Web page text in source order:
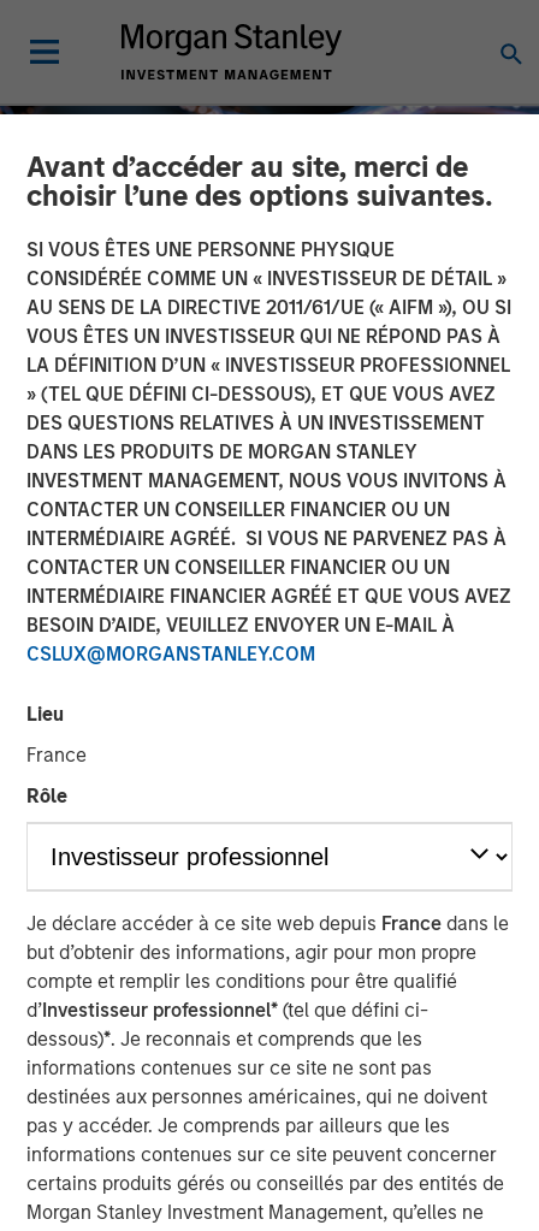
Avant d’accéder au site, merci de
choisir l’une des options suivantes.
SI VOUS ÊTES UNE PERSONNE PHYSIQUE
CONSIDÉRÉE COMME UN « INVESTISSEUR DE DÉTAIL »
AU SENS DE LA DIRECTIVE 2011/61/UE (« AIFM »), OU SI
VOUS ÊTES UN INVESTISSEUR QUI NE RÉPOND PAS À
LA DÉFINITION D’UN « INVESTISSEUR PROFESSIONNEL
» (TEL QUE DÉFINI CI-DESSOUS), ET QUE VOUS AVEZ
DES QUESTIONS RELATIVES À UN INVESTISSEMENT
DANS LES PRODUITS DE MORGAN STANLEY
INVESTMENT MANAGEMENT, NOUS VOUS INVITONS À
CONTACTER UN CONSEILLER FINANCIER OU UN
INTERMÉDIAIRE AGRÉÉ. SI VOUS NE PARVENEZ PAS À
CONTACTER UN CONSEILLER FINANCIER OU UN
INTERMÉDIAIRE FINANCIER AGRÉÉ ET QUE VOUS AVEZ
BESOIN D’AIDE, VEUILLEZ ENVOYER UN E-MAIL À
CSLUX@MORGANSTANLEY.COM
Lieu
France
Rôle
Je déclare accéder à ce site web depuis France dans le
but d’obtenir des informations, agir pour mon propre
compte et remplir les conditions pour être qualifié
d’Investisseur professionnel*(tel que défini ci-
dessous)*. Je reconnais et comprends que les
informations contenues sur ce site ne sont pas
destinées aux personnes américaines, qui ne doivent
pas y accéder. Je comprends par ailleurs que les
informations contenues sur ce site peuvent concerner
certains produits gérés ou conseillés par des entités de
Morgan Stanley Investment Management, qu’elles ne
INSIGHTS
Tech Diffusion: AI a
Global, Multi-Sector Race
for Alpha
10 OCTOBRE 2025
The Author
Jitania Kandhari
Managing Director
Tech Diffusion, Longevity, The Future of
Energy and Investing for a Multipolar World
are four key themes the Morgan Stanley
Research team believes will shape
industries, define investment decisions and
transform economies. Jitania Kandhari
shares her thoughts on how to unlock AI
alpha across markets and industries.”